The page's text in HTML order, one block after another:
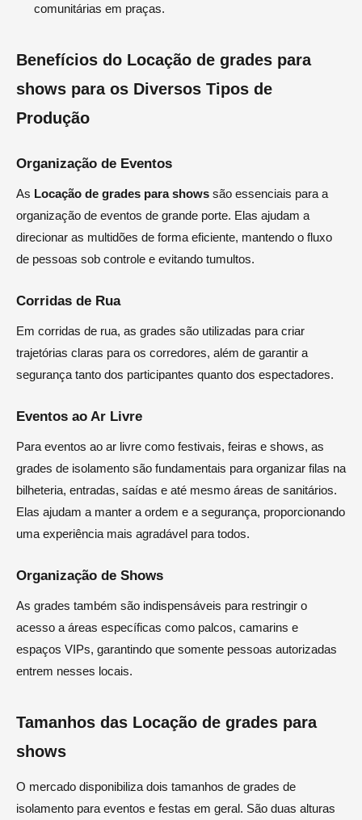
comunitárias em praças.
Benefícios do Locação de grades para
shows para os Diversos Tipos de
Produção
Organização de Eventos
As Locação de grades para shows são essenciais para a
organização de eventos de grande porte. Elas ajudam a
direcionar as multidões de forma eficiente, mantendo o fluxo
de pessoas sob controle e evitando tumultos.
Corridas de Rua
Em corridas de rua, as grades são utilizadas para criar
trajetórias claras para os corredores, além de garantir a
segurança tanto dos participantes quanto dos espectadores.
Eventos ao Ar Livre
Para eventos ao ar livre como festivais, feiras e shows, as
grades de isolamento são fundamentais para organizar filas na
bilheteria, entradas, saídas e até mesmo áreas de sanitários.
Elas ajudam a manter a ordem e a segurança, proporcionando
uma experiência mais agradável para todos.
Organização de Shows
As grades também são indispensáveis para restringir o
acesso a áreas específicas como palcos, camarins e
espaços VIPs, garantindo que somente pessoas autorizadas
entrem nesses locais.
Tamanhos das Locação de grades para
shows
O mercado disponibiliza dois tamanhos de grades de
isolamento para eventos e festas em geral. São duas alturas